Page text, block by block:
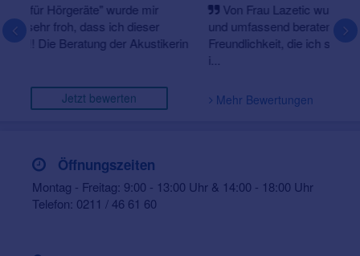
Von Frau Lazetic wurde ich sehr gut ohne ztl. Druck
und umfassend beraten. Hervorzuheben ist auch die
Freundlichkeit, die ich stets erfahren habe. Aumann kann
Jetzt bewerten Mehr Bewertungen
Öffnungszeiten
Montag - Freitag: 9:00 - 13:00 Uhr & 14:00 - 18:00 Uhr
Telefon: 0211 / 46 61 60